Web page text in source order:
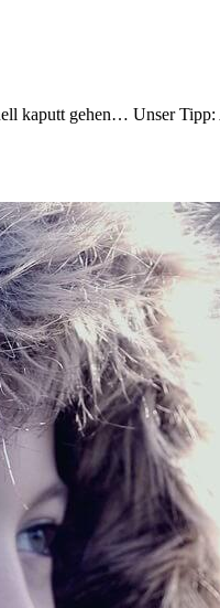
kaputt gehen… Unser